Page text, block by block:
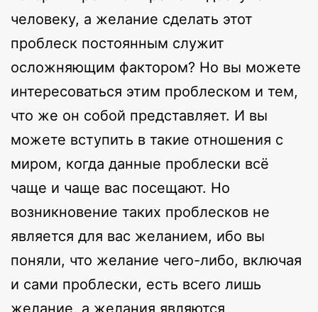
человеку, а желание сделать этот
проблеск постоянным служит
осложняющим фактором? Но вы можете
интересоваться этим проблеском и тем,
что же он собой представляет. И вы
можете вступить в такие отношения с
миром, когда данные проблески всё
чаще и чаще вас посещают. Но
возникновение таких проблесков не
является для вас желанием, ибо вы
поняли, что желание чего-либо, включая
и сами проблески, есть всего лишь
желание, а желания являются